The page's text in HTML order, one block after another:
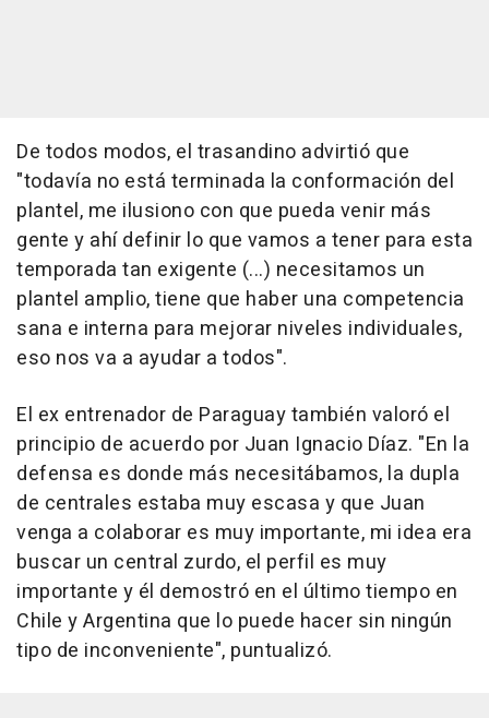
De todos modos, el trasandino advirtió que
"todavía no está terminada la conformación del
plantel, me ilusiono con que pueda venir más
gente y ahí definir lo que vamos a tener para esta
temporada tan exigente (...) necesitamos un
plantel amplio, tiene que haber una competencia
sana e interna para mejorar niveles individuales,
eso nos va a ayudar a todos".
El ex entrenador de Paraguay también valoró el
principio de acuerdo por Juan Ignacio Díaz. "En la
defensa es donde más necesitábamos, la dupla
de centrales estaba muy escasa y que Juan
venga a colaborar es muy importante, mi idea era
buscar un central zurdo, el perfil es muy
importante y él demostró en el último tiempo en
Chile y Argentina que lo puede hacer sin ningún
tipo de inconveniente", puntualizó.